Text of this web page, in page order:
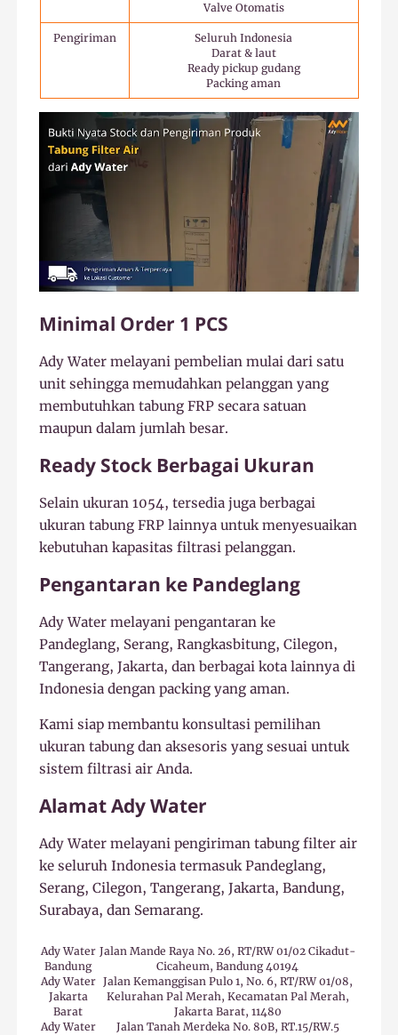
Valve Otomatis
Pengiriman
Seluruh Indonesia
Darat & laut
Ready pickup gudang
Packing aman
Minimal Order 1 PCS
Ady Water melayani pembelian mulai dari satu
unit sehingga memudahkan pelanggan yang
membutuhkan tabung FRP secara satuan
maupun dalam jumlah besar.
Ready Stock Berbagai Ukuran
Selain ukuran 1054, tersedia juga berbagai
ukuran tabung FRP lainnya untuk menyesuaikan
kebutuhan kapasitas filtrasi pelanggan.
Pengantaran ke Pandeglang
Ady Water melayani pengantaran ke
Pandeglang, Serang, Rangkasbitung, Cilegon,
Tangerang, Jakarta, dan berbagai kota lainnya di
Indonesia dengan packing yang aman.
Kami siap membantu konsultasi pemilihan
ukuran tabung dan aksesoris yang sesuai untuk
sistem filtrasi air Anda.
Alamat Ady Water
Ady Water melayani pengiriman tabung filter air
ke seluruh Indonesia termasuk Pandeglang,
Serang, Cilegon, Tangerang, Jakarta, Bandung,
Surabaya, dan Semarang.
Ady Water
Bandung
Jalan Mande Raya No. 26, RT/RW 01/02 Cikadut-
Cicaheum, Bandung 40194
Ady Water
Jakarta
Barat
Jalan Kemanggisan Pulo 1, No. 6, RT/RW 01/08,
Kelurahan Pal Merah, Kecamatan Pal Merah,
Jakarta Barat, 11480
Ady Water
Jalan Tanah Merdeka No. 80B, RT.15/RW.5